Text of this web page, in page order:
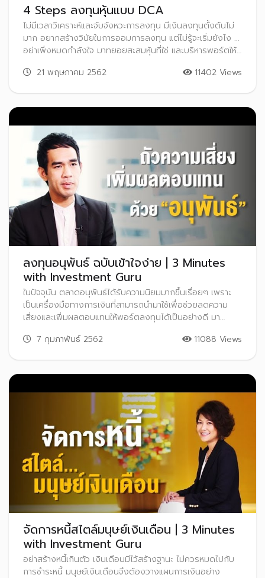
4 Steps ลงทุนหุ้นแบบ DCA
ไม่มีเวลาวิเคราะห์และจับจังหวะการลงทุน มีเงินลงทุนตั้งต้นไม่
มาก อยากสร้างวินัยในการออมการลงทุน แต่ไม่รู้จะเริ่มยังไง ...
อย่าเพิ่งหมดกำลังใจ มาทยอยสะสมหุ้นที่ใช่ และบริหารพอร์ตให้มี
Cost Averaging: DCA)”
21 พฤษภาคม 2562 11402 Views
ลงทุนอนุพันธ์ ฉบับเข้าใจง่าย | 3 Minutes
with Investment Guru
ในปัจจุบัน ตลาดอนุพันธ์ได้รับความนิยมมากขึ้นเรื่อยๆ เพราะ
เป็นเครื่องมือทางการเงินที่สามารถนำมาใช้เพื่อช่วยลดความ
เสี่ยงและเพิ่มผลตอบแทนให้พอร์ตลงทุนได้เป็นอย่างดี มา
กำไรให้พอร์ตลงทุนของคุณ
7 กุมภาพันธ์ 2562 11088 Views
จัดการหนี้สไตล์มนุษย์เงินเดือน | 3 Minutes
with Investment Guru
อย่าสร้างหนี้เกินตัว เงินเดือนมีไว้สร้างฐานะ ไม่ควรหมดไปกับ
การชำระหนี้ มนุษย์เงินเดือนจึงต้องวางแผนการเงินอย่าง